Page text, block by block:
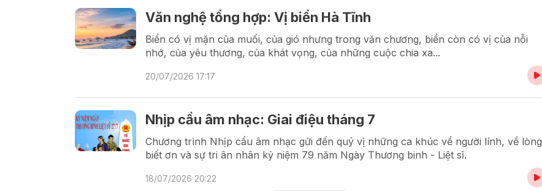
Văn nghệ tổng hợp: Vị biển Hà Tĩnh
Biển có vị mặn của muối, của gió nhưng trong văn chương, biển còn có vị của nỗi
nhớ, của yêu thương, của khát vọng, của những cuộc chia xa...
20/07/2026 17:17
Nhịp cầu âm nhạc: Giai điệu tháng 7
Chương trình Nhịp cầu âm nhạc gửi đến quý vị những ca khúc về người lính, về lòng
biết ơn và sự tri ân nhân kỷ niệm 79 năm Ngày Thương binh - Liệt sĩ.
18/07/2026 20:22